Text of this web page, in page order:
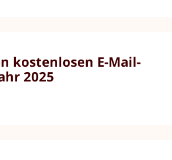
kostenlosen E-Mail-
2025